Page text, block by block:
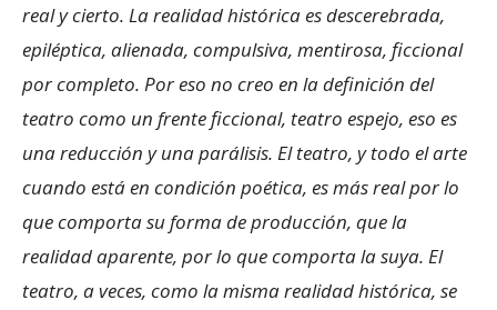
real y cierto. La realidad histórica es descerebrada,
epiléptica, alienada, compulsiva, mentirosa, ficcional
por completo. Por eso no creo en la definición del
teatro como un frente ficcional, teatro espejo, eso es
una reducción y una parálisis. El teatro, y todo el arte
cuando está en condición poética, es más real por lo
que comporta su forma de producción, que la
realidad aparente, por lo que comporta la suya. El
teatro, a veces, como la misma realidad histórica, se